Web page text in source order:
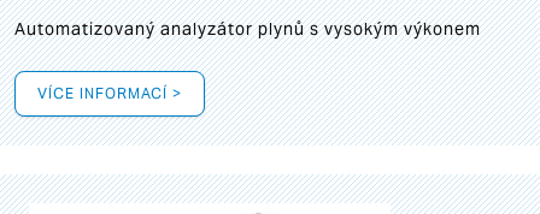
Automatizovaný analyzátor plynů s vysokým výkonem
VÍCE INFORMACÍ >